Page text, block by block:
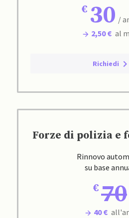
30 /
2,50 € al
Richiedi
Forze di polizia e
Rinnovo
su base
70
40 €